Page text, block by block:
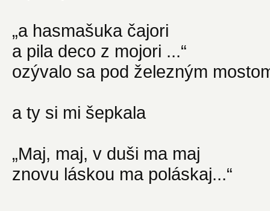
„a hasmašuka čajori
a pila deco z mojori ...“
ozývalo sa pod železným
a ty si mi šepkala
„Maj, maj, v duši ma maj
znovu láskou ma poláskaj...“